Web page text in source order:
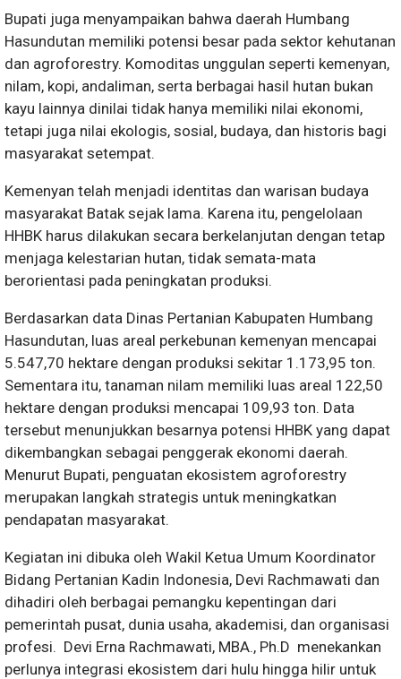
Bupati juga menyampaikan bahwa daerah Humbang
Hasundutan memiliki potensi besar pada sektor kehutanan
dan agroforestry. Komoditas unggulan seperti kemenyan,
nilam, kopi, andaliman, serta berbagai hasil hutan bukan
kayu lainnya dinilai tidak hanya memiliki nilai ekonomi,
tetapi juga nilai ekologis, sosial, budaya, dan historis bagi
masyarakat setempat.
Kemenyan telah menjadi identitas dan warisan budaya
masyarakat Batak sejak lama. Karena itu, pengelolaan
HHBK harus dilakukan secara berkelanjutan dengan tetap
menjaga kelestarian hutan, tidak semata-mata
berorientasi pada peningkatan produksi.
Berdasarkan data Dinas Pertanian Kabupaten Humbang
Hasundutan, luas areal perkebunan kemenyan mencapai
5.547,70 hektare dengan produksi sekitar 1.173,95 ton.
Sementara itu, tanaman nilam memiliki luas areal 122,50
hektare dengan produksi mencapai 109,93 ton. Data
tersebut menunjukkan besarnya potensi HHBK yang dapat
dikembangkan sebagai penggerak ekonomi daerah.
Menurut Bupati, penguatan ekosistem agroforestry
merupakan langkah strategis untuk meningkatkan
pendapatan masyarakat.
Kegiatan ini dibuka oleh Wakil Ketua Umum Koordinator
Bidang Pertanian Kadin Indonesia, Devi Rachmawati dan
dihadiri oleh berbagai pemangku kepentingan dari
pemerintah pusat, dunia usaha, akademisi, dan organisasi
profesi. Devi Erna Rachmawati, MBA., Ph.D menekankan
perlunya integrasi ekosistem dari hulu hingga hilir untuk